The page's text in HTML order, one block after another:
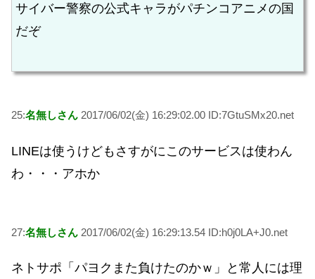
サイバー警察の公式キャラがパチンコアニメの国
だぞ
25:名無しさん 2017/06/02(金) 16:29:02.00 ID:7GtuSMx20.net
LINEは使うけどもさすがにこのサービスは使わん
わ・・・アホか
27:名無しさん 2017/06/02(金) 16:29:13.54 ID:h0j0LA+J0.net
ネトサポ「パヨクまた負けたのかｗ」と常人には理